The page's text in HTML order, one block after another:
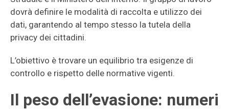
dovrà definire le modalità di raccolta e utilizzo dei
dati, garantendo al tempo stesso la tutela della
privacy dei cittadini.
L’obiettivo è trovare un equilibrio tra esigenze di
controllo e rispetto delle normative vigenti.
Il peso dell’evasione: numeri